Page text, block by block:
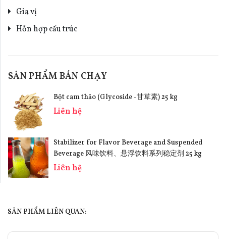
Gia vị
Hỗn hợp cấu trúc
SẢN PHẨM BÁN CHẠY
Bột cam thảo (Glycoside -甘草素) 25 kg
Liên hệ
Stabilizer for Flavor Beverage and Suspended
Beverage 风味饮料、悬浮饮料系列稳定剂 25 kg
Liên hệ
SẢN PHẨM LIÊN QUAN: